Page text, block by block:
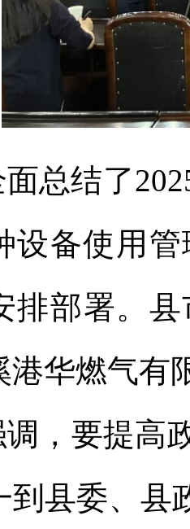
总结了
设备使用
排部署。
港华燃气有
，要提高
到县委、县